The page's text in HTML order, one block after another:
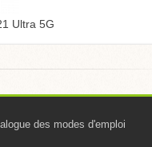
Ultra 5G
des modes d'emploi